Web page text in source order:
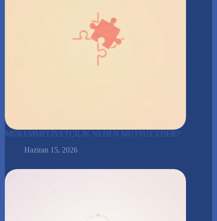
MÜKEMMELİYETÇİLİK NEDEN MUTSUZ EDER?
Haziran 15, 2026